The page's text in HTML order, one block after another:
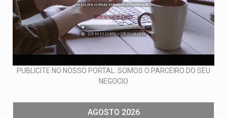
PUBLICITE NO NOSSO PORTAL: SOMOS O PARCEIRO DO SEU
NEGOCIO
AGOSTO 2026